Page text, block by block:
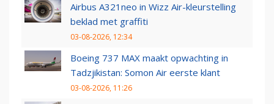
Airbus A321neo in Wizz Air-kleurstelling
beklad met graffiti
03-08-2026, 12:34
Boeing 737 MAX maakt opwachting in
Tadzjikistan: Somon Air eerste klant
03-08-2026, 11:26